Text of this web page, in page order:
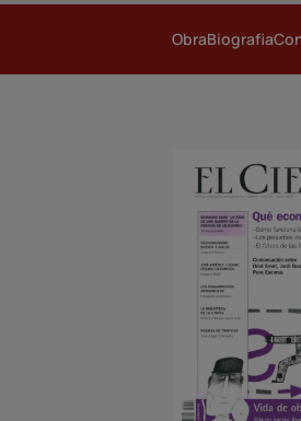
ObraBiografia